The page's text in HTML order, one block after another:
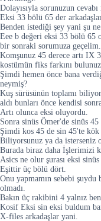
Dolayısıyla sorunuzun cevabı
Eksi 33 bölü 65 der
Benden istediği şey yani şu
Eee b değeri eksi 33 bölü 65
bir sonraki sorumuza geçelim.
Komşunuz 45 derece artı IX
kostümün fiks farkını
Şimdi hemen önce bana
neymiş?
Kuş sürüsünün toplamı
aldı bunları önce kendisi
Artı olunca eksi oluyordu.
Sonra sinüs Ömer'de sinüs
Şimdi kos 45 de sin 45'te
Biliyorsunuz ya da isterseniz
Burada biraz daha İşlerimizi
Asics ne olur şurası eksi
Eşittir üç bölü dört.
Onu yapmamın sebebi şuydu
olmadı.
Bakın üç rakibini 4 yalnız
Kosif Eksi sin eksi buldum
X-files arkadaşlar yani.